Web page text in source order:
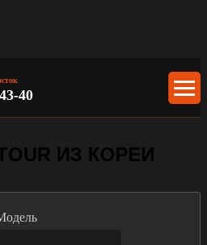
40
ИЗ КОРЕИ